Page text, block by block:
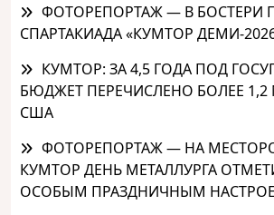
ФОТОРЕПОРТАЖ — В БОСТЕРИ
СПАРТАКИАДА «КУМТОР ДЕМИ-
КУМТОР: ЗА 4,5 ГОДА ПОД
БЮДЖЕТ ПЕРЕЧИСЛЕНО БОЛЕЕ
США
ФОТОРЕПОРТАЖ — НА
КУМТОР ДЕНЬ МЕТАЛЛУРГА
ОСОБЫМ ПРАЗДНИЧНЫМ